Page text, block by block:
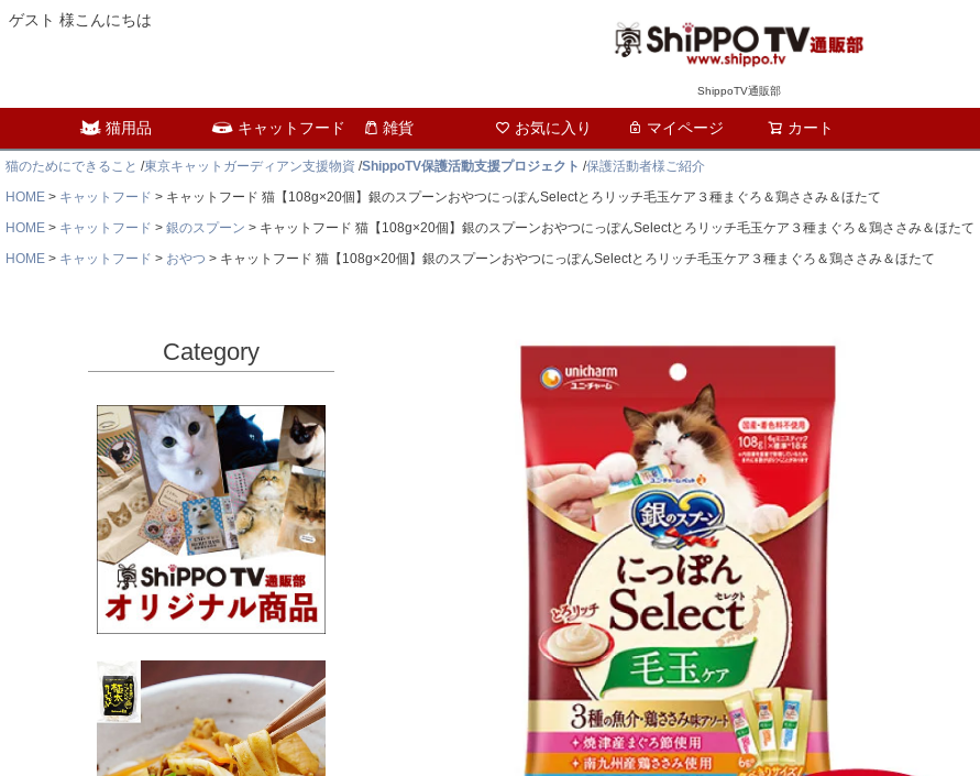
ゲスト 様こんにちは
ShippoTV通販部
猫用品 キャットフード 雑貨 お気に入り マイページ カート検索
猫のためにできること /東京キャットガーディアン支援物資 /ShippoTV保護活動支援プロジェクト /保護活動者様ご紹介
HOME
キャットフード
キャットフード 猫【108g×20個】銀のスプーンおやつにっぽんSelectとろリッチ毛玉ケア３種まぐろ＆鶏ささみ＆ほたて
HOME
キャットフード 銀のスプーン
キャットフード 猫【108g×20個】銀のスプーンおやつにっぽんSelectとろリッチ毛玉ケア３種まぐろ＆鶏ささみ＆ほたて
HOME
キャットフード おやつ キャットフード 猫【108g×20個】銀のスプーンおやつにっぽんSelectとろリッチ毛玉ケア３種まぐろ＆鶏ささみ＆ほたて
Category